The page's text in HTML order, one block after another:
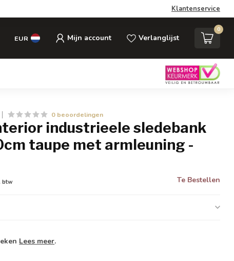
Klantenservice
EUR Mijn account Verlanglijst
0
0 beoordelingen
industrieele sledebank
taupe met armleuning -
btw Te Bestellen
Lees meer.